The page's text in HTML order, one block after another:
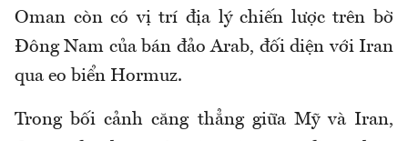
Oman còn có vị trí địa lý chiến lược trên bờ
Đông Nam của bán đảo Arab, đối diện với Iran
qua eo biển Hormuz.
Trong bối cảnh căng thẳng giữa Mỹ và Iran,